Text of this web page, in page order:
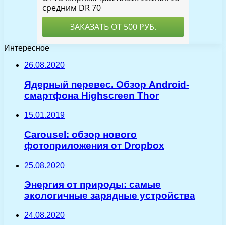
Интересное
26.08.2020
Ядерный перевес. Обзор Android-
смартфона Highscreen Thor
15.01.2019
Carousel: обзор нового
фотоприложения от Dropbox
25.08.2020
Энергия от природы: самые
экологичные зарядные устройства
24.08.2020